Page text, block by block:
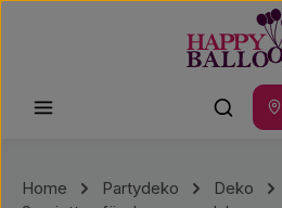
Home Partydeko Deko